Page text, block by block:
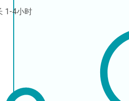
1-4小时